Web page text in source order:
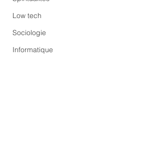
Low tech
Sociologie
Informatique